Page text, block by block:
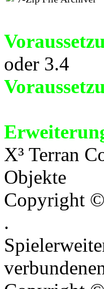
oder 3.4
X³ Terran
Objekte
Copyright
.